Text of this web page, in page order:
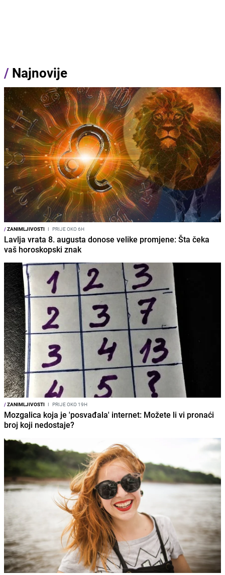
/ Najnovije
/ZANIMLJIVOSTI I PRIJE OKO 6H
Lavlja vrata 8. augusta donose velike promjene: Šta čeka
vaš horoskopski znak
/ZANIMLJIVOSTI I PRIJE OKO 19H
Mozgalica koja je 'posvađala' internet: Možete li vi pronaći
broj koji nedostaje?